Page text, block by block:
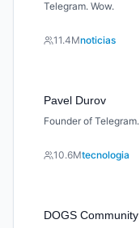
Telegram. Wow.
11.4Mnoticias
Pavel Durov
Founder of Telegram.
10.6Mtecnologia
DOGS Community